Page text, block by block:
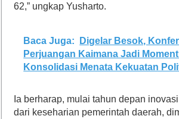
62,” ungkap Yusharto.
Baca Juga:
Digelar Besok,
Perjuangan Kaimana Jadi
Konsolidasi Menata Kekuatan
Ia berharap, mulai tahun depan
dari keseharian pemerintah daerah,